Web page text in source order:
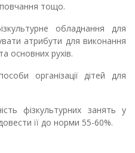
повчання тощо.
обладнання для
атрибути для виконання
основних рухів.
організації дітей для
фізкультурних занять у
її до норми 55-60%.